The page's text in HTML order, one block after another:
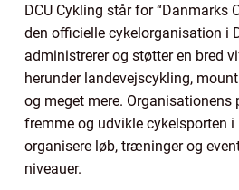
DCU Cykling står for “Danmarks
den officielle cykelorganisation i
administrerer og støtter en bred
herunder landevejscykling,
og meget mere.
fremme og udvikle cykelsporten
organisere løb, træninger og
niveauer.